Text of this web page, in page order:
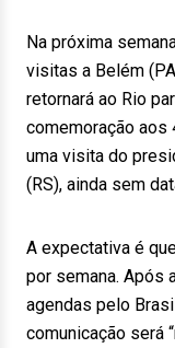
Na próxima
visitas a Belém
retornará ao Rio
comemoração aos
uma visita do
(RS), ainda sem
A expectativa é
por semana. Após
agendas pelo
comunicação será